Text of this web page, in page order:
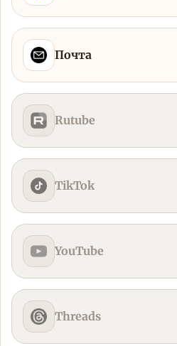
Почта
Rutube
TikTok
YouTube
Threads